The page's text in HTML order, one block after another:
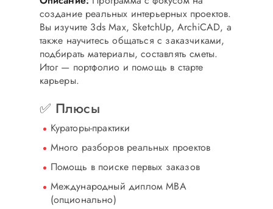
создание реальных интерьерных проектов.
Вы изучите 3ds Max, SketchUp, ArchiCAD, а
также научитесь общаться с заказчиками,
подбирать материалы, составлять сметы.
Итог — портфолио и помощь в старте
карьеры.
✅ Плюсы
Кураторы-практики
Много разборов реальных проектов
Помощь в поиске первых заказов
Международный диплом MBA
(опционально)